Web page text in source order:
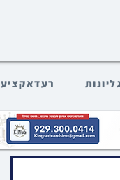
גליונות רעדאקציע